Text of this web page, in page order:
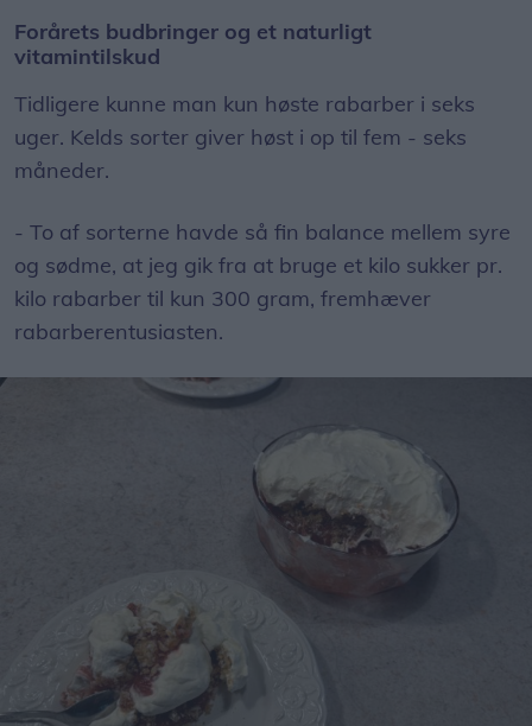
Forårets budbringer og et naturligt
vitamintilskud
Tidligere kunne man kun høste rabarber i seks
uger. Kelds sorter giver høst i op til fem - seks
måneder.
- To af sorterne havde så fin balance mellem syre
og sødme, at jeg gik fra at bruge et kilo sukker pr.
kilo rabarber til kun 300 gram, fremhæver
rabarberentusiasten.